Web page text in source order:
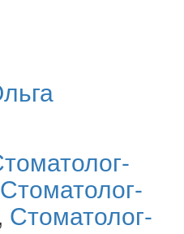
Стоматолог-
Стоматолог-